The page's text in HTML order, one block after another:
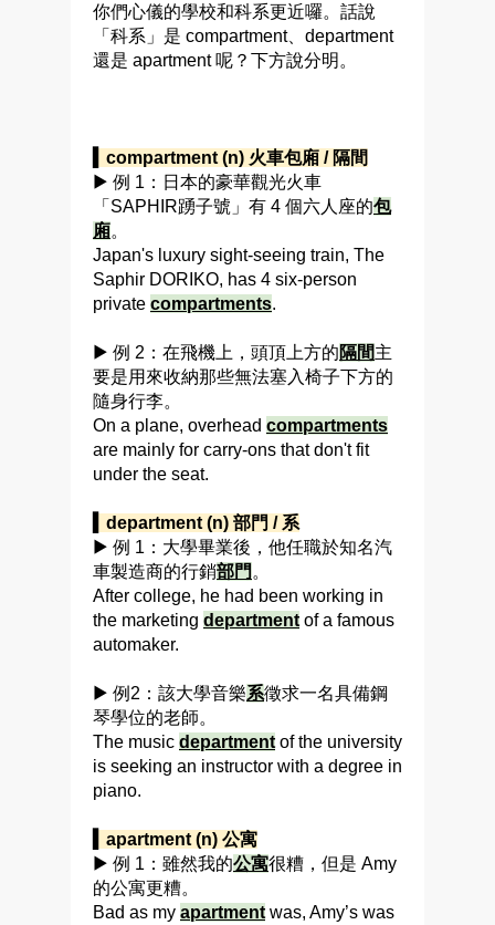
你們心儀的學校和科系更近囉。話說
「科系」是 compartment、department
還是 apartment 呢？下方說分明。
▍compartment (n) 火車包廂 / 隔間
▶ 例 1：日本的豪華觀光火車
「SAPHIR踴子號」有 4 個六人座的包
廂。
Japan's luxury sight-seeing train, The
Saphir DORIKO, has 4 six-person
private compartments.
▶ 例 2：在飛機上，頭頂上方的隔間主
要是用來收納那些無法塞入椅子下方的
隨身行李。
On a plane, overhead compartments
are mainly for carry-ons that don't fit
under the seat.
▍department (n) 部門 / 系
▶ 例 1：大學畢業後，他任職於知名汽
車製造商的行銷部門 。
After college, he had been working in
the marketing department of a famous
automaker.
▶ 例2：該大學音樂系徵求一名具備鋼
琴學位的老師。
The music department of the university
is seeking an instructor with a degree in
piano.
▍apartment (n) 公寓
▶ 例 1：雖然我的公寓很糟，但是 Amy
的公寓更糟。
Bad as my apartment was, Amy’s was